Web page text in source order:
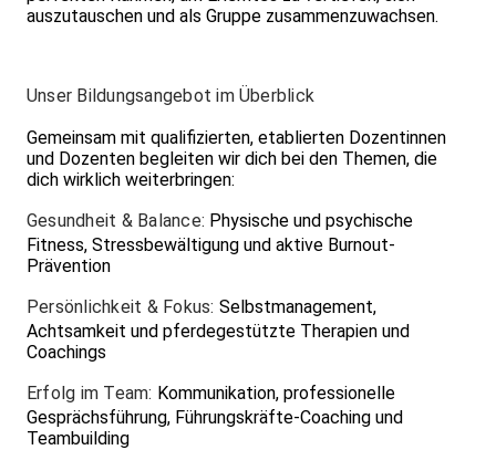
auszutauschen und als Gruppe zusammenzuwachsen.
Unser Bildungsangebot im Überblick
Gemeinsam mit qualifizierten, etablierten Dozentinnen
und Dozenten begleiten wir dich bei den Themen, die
dich wirklich weiterbringen:
Gesundheit & Balance: Physische und psychische
Fitness, Stressbewältigung und aktive Burnout-
Prävention
Persönlichkeit & Fokus: Selbstmanagement,
Achtsamkeit und pferdegestützte Therapien und
Coachings
Erfolg im Team: Kommunikation, professionelle
Gesprächsführung, Führungskräfte-Coaching und
Teambuilding